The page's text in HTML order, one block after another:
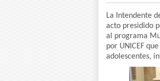
La Intendente
acto presidido
al programa
por UNICEF
adolescentes,